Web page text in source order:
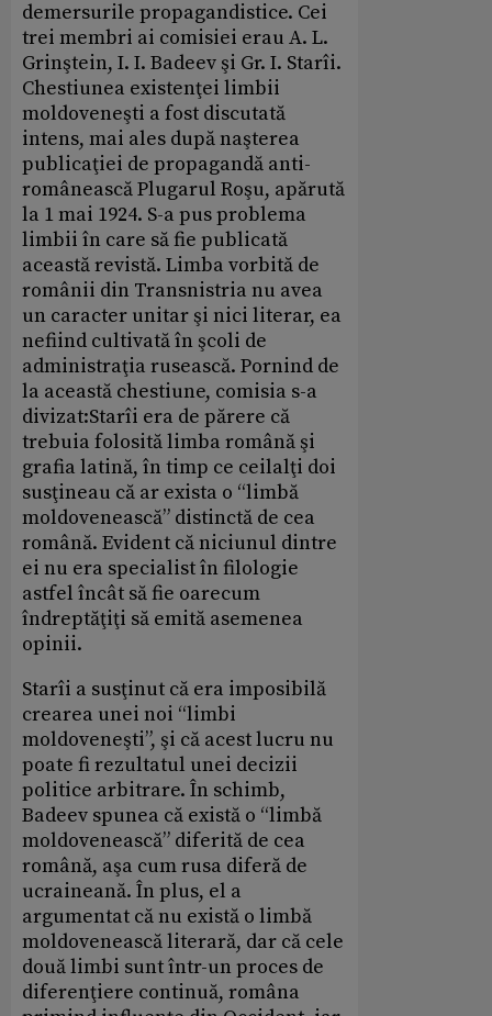
demersurile propagandistice. Cei
trei membri ai comisiei erau A. L.
Grinştein, I. I. Badeev şi Gr. I. Starîi.
Chestiunea existenţei limbii
moldoveneşti a fost discutată
intens, mai ales după naşterea
publicaţiei de propagandă anti-
românească Plugarul Roşu, apărută
la 1 mai 1924. S-a pus problema
limbii în care să fie publicată
această revistă. Limba vorbită de
românii din Transnistria nu avea
un caracter unitar şi nici literar, ea
nefiind cultivată în şcoli de
administraţia rusească. Pornind de
la această chestiune, comisia s-a
divizat:Starîi era de părere că
trebuia folosită limba română şi
grafia latină, în timp ce ceilalţi doi
susţineau că ar exista o “limbă
moldovenească” distinctă de cea
română. Evident că niciunul dintre
ei nu era specialist în filologie
astfel încât să fie oarecum
îndreptăţiţi să emită asemenea
opinii.
Starîi a susţinut că era imposibilă
crearea unei noi “limbi
moldoveneşti”, şi că acest lucru nu
poate fi rezultatul unei decizii
politice arbitrare. În schimb,
Badeev spunea că există o “limbă
moldovenească” diferită de cea
română, aşa cum rusa diferă de
ucraineană. În plus, el a
argumentat că nu există o limbă
moldovenească literară, dar că cele
două limbi sunt într-un proces de
diferenţiere continuă, româna